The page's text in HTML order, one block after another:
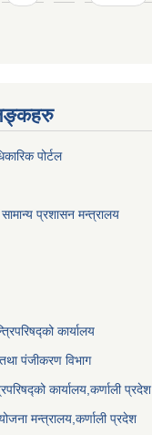
पोर्टल
प्रशासन मन्त्रालय
कार्यालय
पंजीकरण विभाग
कार्यालय,कर्णाली प्रदेश
मन्त्रालय,कर्णाली प्रदेश